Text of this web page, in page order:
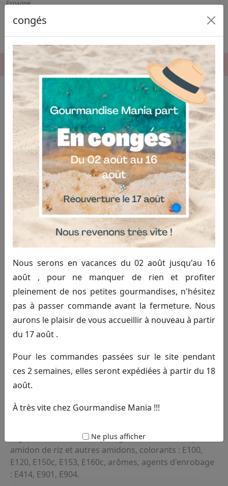
Espagne
congés
Nous serons en vacances du 02 août jusqu'au 16
août , pour ne manquer de rien et profiter
pleinement de nos petites gourmandises, n'hésitez
pas à passer commande avant la fermeture. Nous
aurons le plaisir de vous accueillir à nouveau à partir
du 17 août .
Pour les commandes passées sur le site pendant
ces 2 semaines, elles seront expédiées à partir du 18
août.
À très vite chez Gourmandise Mania !!!
Ne plus afficher
06.04.03.19.74
Cailloux
2.60€ TTC
(100g)
Ingrédients: Sucre, sirop de glucose, acide citrique,
amidon de riz et autres amidons, colorants : E100,
E120, E150c, E153, E160c, arômes, agents d'enrobage
: E414, E901, E904.